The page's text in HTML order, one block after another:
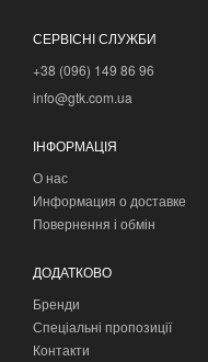
СЕРВІСНІ СЛУЖБИ
+38 (096) 149 86 96
info@gtk.com.ua
ІНФОРМАЦІЯ
О нас
Информация о доставке
Повернення і обмін
ДОДАТКОВО
Бренди
Спеціальні пропозиції
Контакти